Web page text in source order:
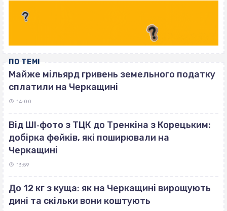
ПО ТЕМІ
Майже мільярд гривень земельного податку
сплатили на Черкащині
14:00
Від ШІ‐фото з ТЦК до Тренкіна з Корецьким:
добірка фейків, які поширювали на
Черкащині
13:59
До 12 кг з куща: як на Черкащині вирощують
дині та скільки вони коштують